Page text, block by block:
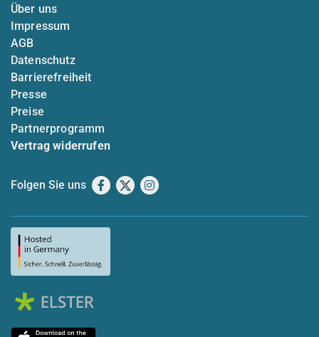
Über uns
Impressum
AGB
Datenschutz
Barrierefreiheit
Presse
Preise
Partnerprogramm
Vertrag widerrufen
Folgen Sie uns Facebook
X Instagram